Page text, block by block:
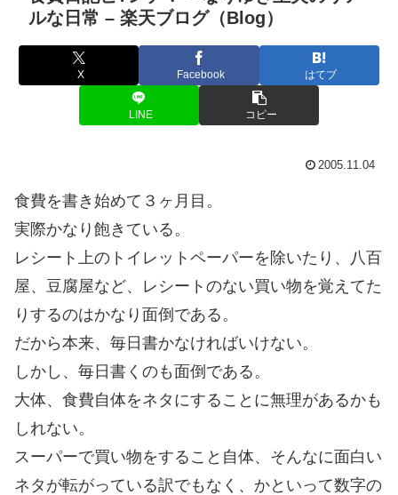
ルな日常 – 楽天ブログ（Blog）
X Facebook はてブ
LINE コピー
2005.11.04
食費を書き始めて３ヶ月目。
実際かなり飽きている。
レシート上のトイレットペーパーを除いたり、八百
屋、豆腐屋など、レシートのない買い物を覚えてた
りするのはかなり面倒である。
だから本来、毎日書かなければいけない。
しかし、毎日書くのも面倒である。
大体、食費自体をネタにすることに無理があるかも
しれない。
スーパーで買い物をすること自体、そんなに面白い
ネタが転がっている訳でもなく、かといって数字の